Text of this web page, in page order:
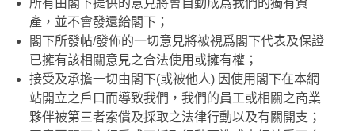
所有由閣下提供的意見將會自動成爲我們的獨有資
產，並不會發還給閣下；
閣下所發帖/發佈的一切意見將被視爲閣下代表及保證
已擁有該相關意見之合法使用或擁有權；
接受及承擔一切由閣下(或被他人) 因使用閣下在本網
站開立之戶口而導致我們，我們的員工或相關之商業
夥伴被第三者索償及採取之法律行動以及有關開支；